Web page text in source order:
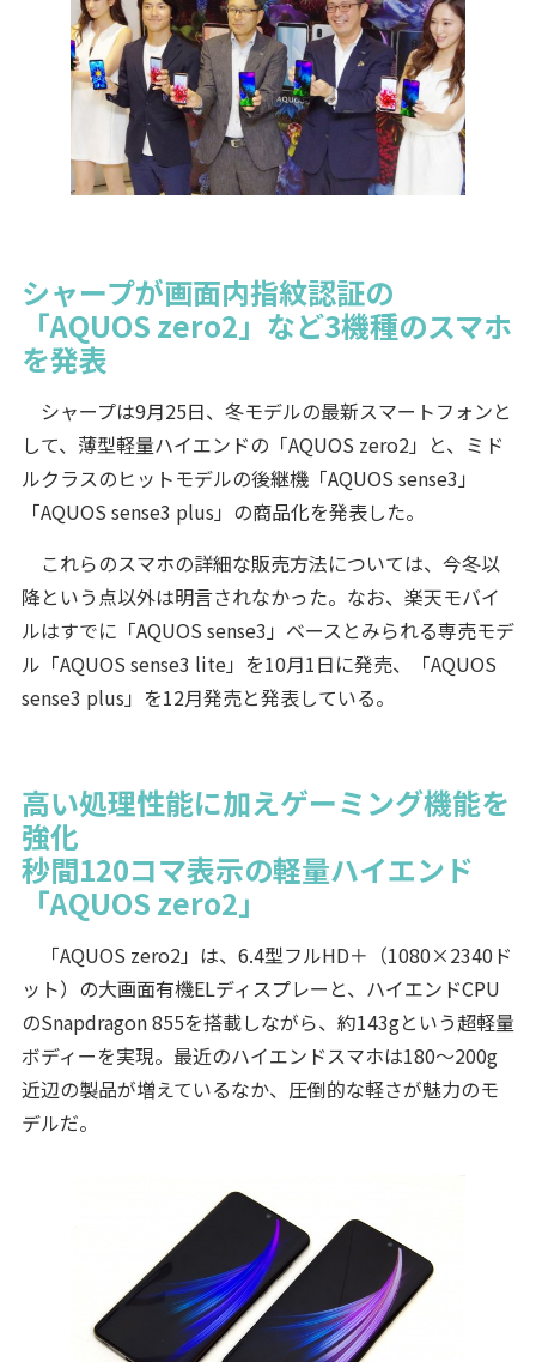
シャープが画面内指紋認証の
「AQUOS zero2」など3機種のスマホ
を発表
シャープは9月25日、冬モデルの最新スマートフォンと
して、薄型軽量ハイエンドの「AQUOS zero2」と、ミド
ルクラスのヒットモデルの後継機「AQUOS sense3」
「AQUOS sense3 plus」の商品化を発表した。
これらのスマホの詳細な販売方法については、今冬以
降という点以外は明言されなかった。なお、楽天モバイ
ルはすでに「AQUOS sense3」ベースとみられる専売モデ
ル「AQUOS sense3 lite」を10月1日に発売、「AQUOS
sense3 plus」を12月発売と発表している。
高い処理性能に加えゲーミング機能を
強化
秒間120コマ表示の軽量ハイエンド
「AQUOS zero2」
「AQUOS zero2」は、6.4型フルHD＋（1080×2340ド
ット）の大画面有機ELディスプレーと、ハイエンドCPU
のSnapdragon 855を搭載しながら、約143gという超軽量
ボディーを実現。最近のハイエンドスマホは180～200g
近辺の製品が増えているなか、圧倒的な軽さが魅力のモ
デルだ。